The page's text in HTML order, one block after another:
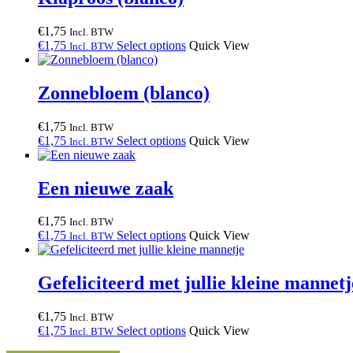
€1,75 Incl. BTW
€1,75 Incl. BTW Select options Quick View
Zonnebloem (blanco)
€1,75 Incl. BTW
€1,75 Incl. BTW Select options Quick View
Een nieuwe zaak
€1,75 Incl. BTW
€1,75 Incl. BTW Select options Quick View
Gefeliciteerd met jullie kleine
€1,75 Incl. BTW
€1,75 Incl. BTW Select options Quick View